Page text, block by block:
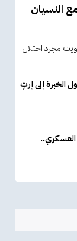
النسيان
مجرد احتلال
الخبرة إلى إرثٍ
العسكري..